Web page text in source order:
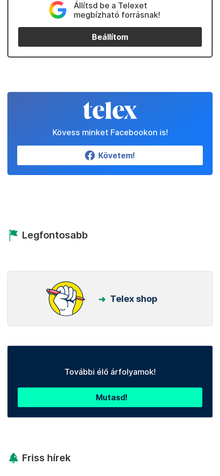
Állítsd be a Telexet
megbízható forrásnak!
Beállítom
Kövess minket Facebookon is!
Követem!
Legfontosabb
Telex shop
További élő árfolyamok!
Mutasd!
Friss hírek